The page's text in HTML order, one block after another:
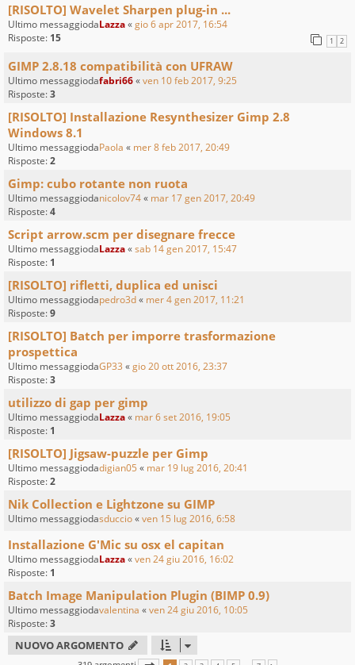
[RISOLTO] Wavelet Sharpen plug-in ...
Ultimo messaggiodaLazza«gio 6 apr 2017, 16:54
Risposte: 15 1 2
GIMP 2.8.18 compatibilità con UFRAW
Ultimo messaggiodafabri66«ven 10 feb 2017, 9:25
Risposte:3
[RISOLTO] Installazione Resynthesizer Gimp 2.8
Windows 8.1
Ultimo messaggiodaPaola « mer 8 feb 2017, 20:49
Risposte:2
Gimp: cubo rotante non ruota
Ultimo messaggiodanicolov74« mar 17 gen 2017, 20:49
Risposte:4
Script arrow.scm per disegnare frecce
Ultimo messaggiodaLazza«sab 14 gen 2017, 15:47
Risposte: 1
[RISOLTO] rifletti, duplica ed unisci
Ultimo messaggiodapedro3d« mer 4 gen 2017, 11:21
Risposte:9
[RISOLTO] Batch per imporre trasformazione
prospettica
Ultimo messaggiodaGP33 «gio 20 ott 2016, 23:37
Risposte:3
utilizzo di gap per gimp
Ultimo messaggiodaLazza« mar 6 set 2016, 19:05
Risposte: 1
[RISOLTO] Jigsaw-puzzle per Gimp
Ultimo messaggiodadigian05 « mar 19 lug 2016, 20:41
Risposte:2
Nik Collection e Lightzone su GIMP
Ultimo messaggiodasduccio«ven 15 lug 2016, 6:58
Installazione G'Mic su osx el capitan
Ultimo messaggiodaLazza«ven 24 giu 2016, 16:02
Risposte: 1
Batch Image Manipulation Plugin (BIMP 0.9)
Ultimo messaggiodavalentina «ven 24 giu 2016, 10:05
Risposte:3
NUOVO ARGOMENTO